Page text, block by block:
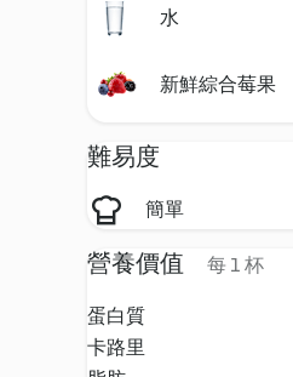
水
新鮮綜合莓果
難易度
簡單
營養價值 每 1 杯
蛋白質
卡路里